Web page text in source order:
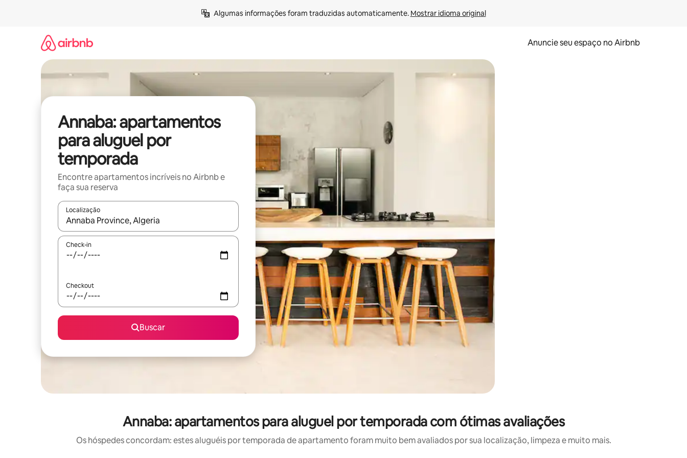
Algumas informações foram traduzidas automaticamente. Mostrar idioma original
Anuncie seu espaço no Airbnb
Annaba: apartamentos
para aluguel por
temporada
Encontre apartamentos incríveis no Airbnb e
faça sua reserva
Localização
Quando os resultados estiverem disponíveis, explore-os usando as seta para cima e para baixo do teclado ou tocando e deslizando o dedo na tela.
Check-in
Checkout
Buscar
Annaba: apartamentos para aluguel por temporada com ótimas avaliações
Os hóspedes concordam: estes aluguéis por temporada de apartamento foram muito bem avaliados por sua localização, limpeza e muito mais.